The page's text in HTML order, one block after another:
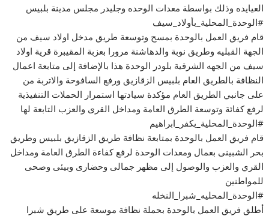
العيايده وذلك بواسطة معدات الوحده وجليدر مجلس مدينة بلبيس
#الوحدة_المحلية_بأولاد_سيف
قام فريق العمل بالوحدة بمسح وتوسعة طريق مدخل اولاد سيف من
الجهة القبليه وطريق نوبة والدهاشنة مرورا بعزبة المقيبرة قرية اولاد
سيف من الجهه الشرقية بلودر الوحدة هذا بالإضافة إلى متابعة اعمال
النظافة بالطريق العام بلبيس الزقازيق ورفع السافوحة والاتربة من
على جانبي الطريق العام مؤكدة سيادتها استمرار الحملات التنفيذية
لرفع كفائة وتوسعة الطرق العامة ومداخل القرى والعزب التابعة لها
#الوحدة_المحلية_بكفر_ابراهيم
قام فريق العمل بالوحدة بمتابعة نظافة طريق الزقازيق بلبيس وطريق
بحر الشبينى بعمال ومعدات الوحدة لرفع كفاءة الطرق العامة ومداخل
القري والعزب والوصول إلى مظهر جمالى وحضارى وبيئى وصحى
للمواطنين
#الوحدة_المحليه_شبرا_النخله
أطلق فريق العمل بالوحدة بحملة نظافة موسعة على طريق شبرا